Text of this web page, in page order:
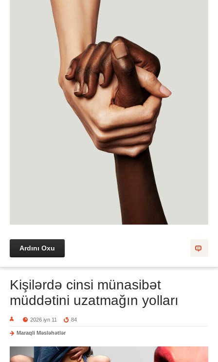
Ardını Oxu
Kişilərdə cinsi münasibət
müddətini uzatmağın yolları
2026 iyn 11 84
Maraqli Məsləhətlər